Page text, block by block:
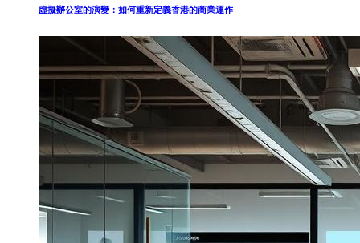
虛擬辦公室的演變：如何重新定義香港的商業運作